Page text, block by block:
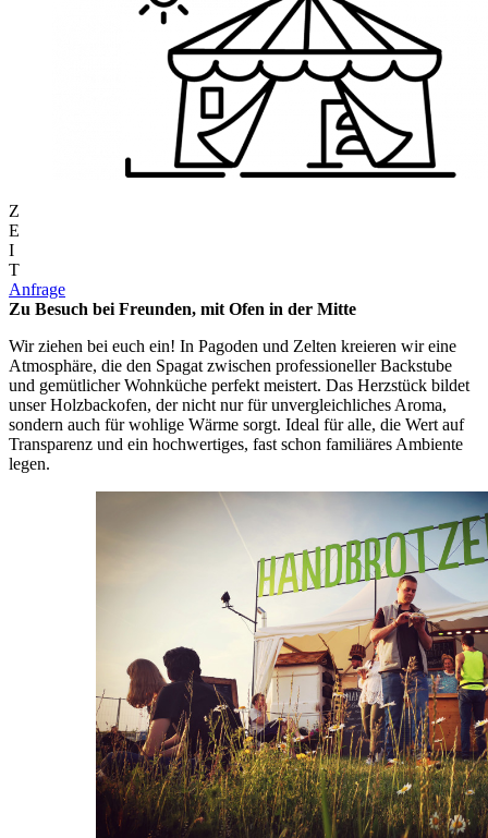
Z
E
I
T
Anfrage
Zu Besuch bei Freunden, mit Ofen in der Mitte
Wir ziehen bei euch ein! In Pagoden und Zelten kreieren wir eine
Atmosphäre, die den Spagat zwischen professioneller Backstube
und gemütlicher Wohnküche perfekt meistert. Das Herzstück bildet
unser Holzbackofen, der nicht nur für unvergleichliches Aroma,
sondern auch für wohlige Wärme sorgt. Ideal für alle, die Wert auf
Transparenz und ein hochwertiges, fast schon familiäres Ambiente
legen.